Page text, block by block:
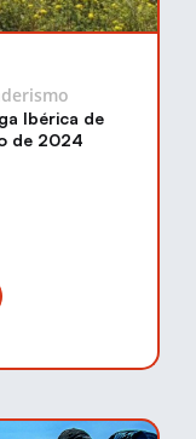
Ibérica de
de 2024